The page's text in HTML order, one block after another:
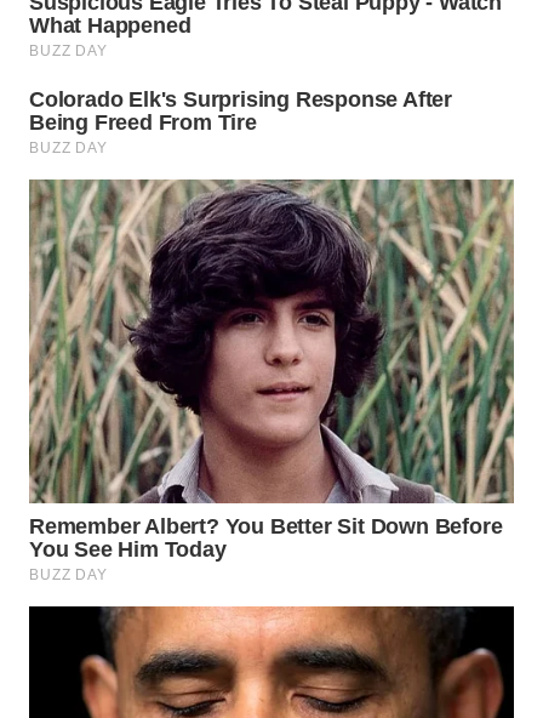
WN
WN
BEKASI
WN
BOGOR
WN
DEPOK
WN
TAPANULI
UTARA
SAMOSIR
WN
PADANG
LAWAS